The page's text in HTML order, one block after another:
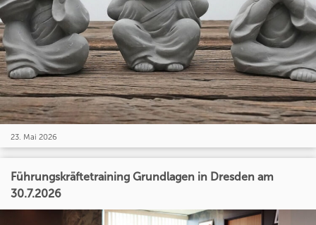
23. Mai 2026
Führungskräftetraining Grundlagen in Dresden am
30.7.2026